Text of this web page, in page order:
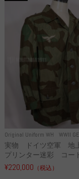
Original Uniform WH WWII
実物 ドイツ空軍 地
プリンター迷彩 コー
¥220,000 （税込）